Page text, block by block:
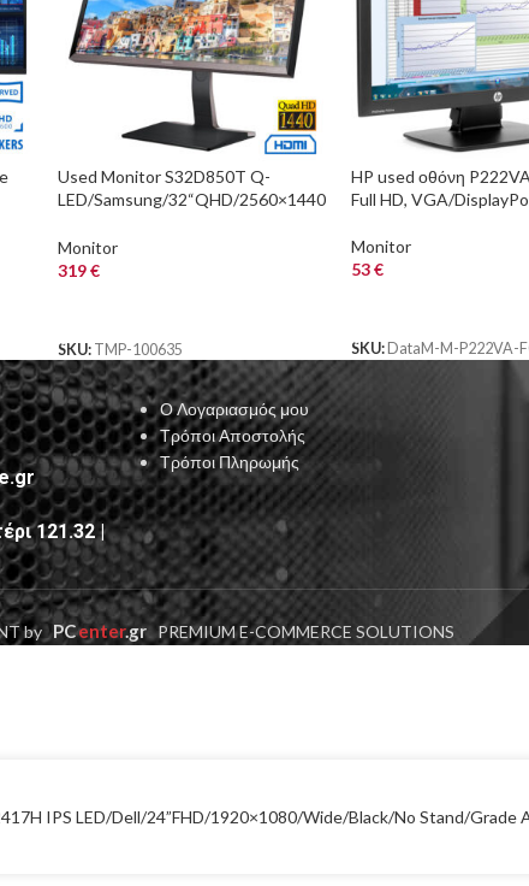
Used Monitor S32D850T Q-
LED/Samsung/32“QHD/2560×1440
USB 3.0 HUB
Monitor
319€
SKU: TMP-100635
HP used οθόνη
Full HD, VGA/
Monitor
53€
SKU: DataM-M-P222VA-
121.32 |
Ο Λογαριασμός μου
Τρόποι Αποστολής
Τρόποι Πληρωμής
by PCenter.gr PREMIUM E-COMMERCE SOLUTIONS
IPS LED/Dell/24”FHD/1920×1080/Wide/Black/No Stand/Grade